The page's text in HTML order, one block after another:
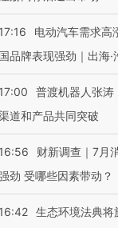
17:16
电动汽车需求高
国品牌表现强劲｜出海·
17:00
普渡机器人张涛
道和产品共同突破
16:56
财新调查｜7月
劲 受哪些因素带动？
16:42 生态环境法典将